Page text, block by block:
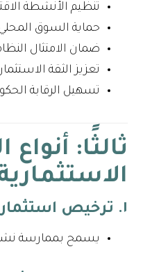
تنظيم الأنشطة
حماية السوق
ضمان الامتثال
تعزيز الثقة
تسهيل الرقابة
ثالثًا:
١. ترخيص استثماري عام
يسمح بممارسة